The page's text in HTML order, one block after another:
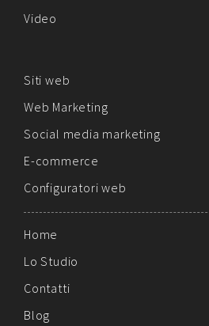
Video
Siti web
Web Marketing
Social media marketing
E-commerce
Configuratori web
Home
Lo Studio
Contatti
Blog